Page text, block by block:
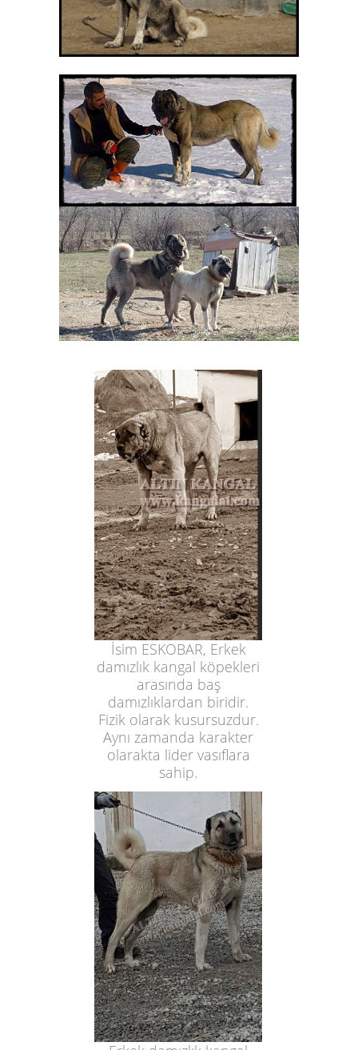
İsim ESKOBAR, Erkek
damızlık kangal köpekleri
arasında baş
damızlıklardan biridir.
Fizik olarak kusursuzdur.
Aynı zamanda karakter
olarakta lider vasıflara
sahip.